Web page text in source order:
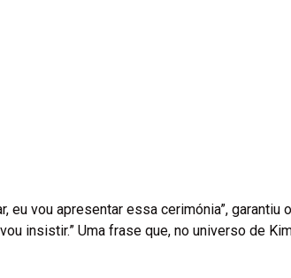
eu vou apresentar essa cerimónia”, garantiu
insistir.” Uma frase que, no universo de